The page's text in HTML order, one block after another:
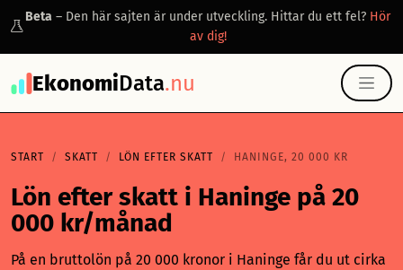
Beta – Den här sajten är under utveckling. Hittar du ett fel? Hör
av dig!
EkonomiData.nu
START SKATT LÖN EFTER SKATT HANINGE, 20 000 KR
Lön efter skatt i Haninge på 20
000 kr/månad
På en bruttolön på 20 000 kronor i Haninge får du ut cirka